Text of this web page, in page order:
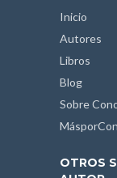
Inicio
Autores
Libros
Blog
Sobre
OTROS